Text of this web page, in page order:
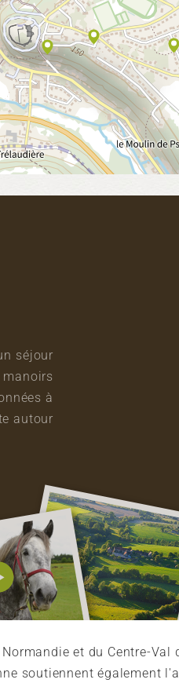
séjour
manoirs
à
autour
et du Centre-Val
soutiennent également